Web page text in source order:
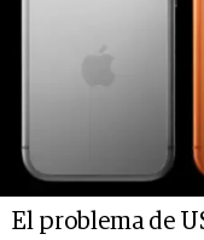
El problema de